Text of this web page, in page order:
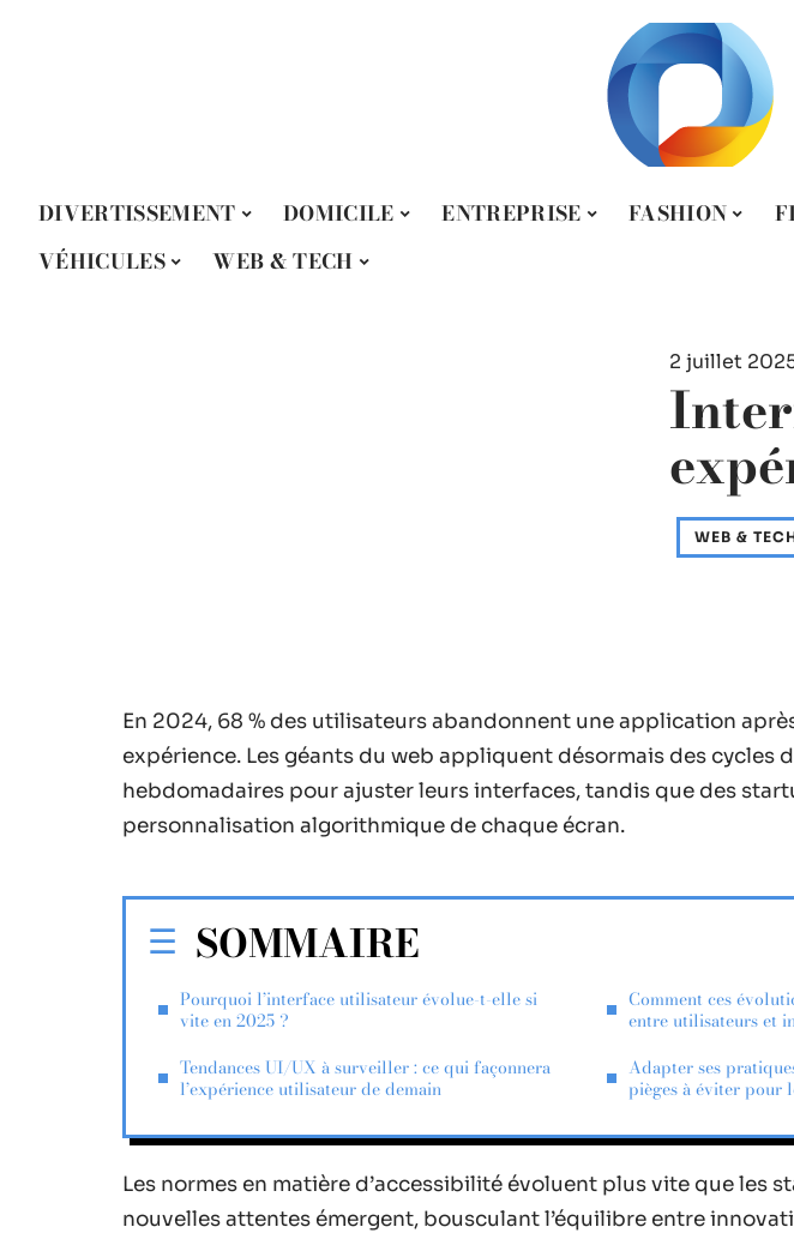
DIVERTISSEMENT DOMICILE ENTREPRISE FASHION
VÉHICULES
WEB & TECH
2 juillet
WEB &
En 2024, 68 % des utilisateurs abandonnent une application
expérience. Les géants du web appliquent désormais des cycles
hebdomadaires pour ajuster leurs interfaces, tandis que des
personnalisation algorithmique de chaque écran.
SOMMAIRE
Pourquoi l’interface utilisateur évolue-t-elle si
vite en 2025 ?
Tendances UI/UX à surveiller : ce qui façonnera
l’expérience utilisateur de demain
Comment ces
entre utilisateurs et
Adapter ses
pièges à éviter pour
Les normes en matière d’accessibilité évoluent plus vite que les
nouvelles attentes émergent, bousculant l’équilibre entre